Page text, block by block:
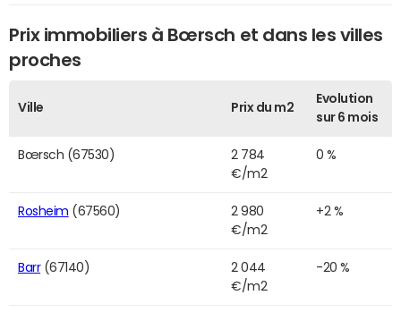
Prix immobiliers à Bœrsch et dans les villes
proches
Ville Prix du m2
Evolution
sur 6 mois
Bœrsch (67530)
2 784
€/m2
0 %
Rosheim (67560)
2 980
€/m2
+2 %
Barr(67140)
2 044
€/m2
-20 %